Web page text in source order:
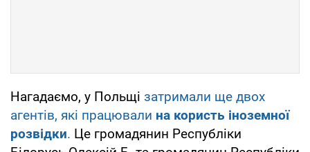
Нагадаємо, у Польщі затримали ще двох
агентів, які працювали на користь іноземної
розвідки. Це громадянин Республіки